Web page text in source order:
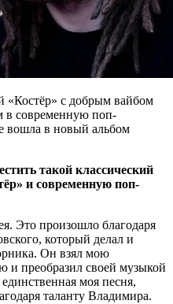
«Костёр» с добрым вайбом
в современную поп-
вошла в новый альбом
такой классический
и современную поп-
Это произошло благодаря
который делал и
Он взял мою
и преобразил своей музыкой
моя песня,
таланту Владимира.